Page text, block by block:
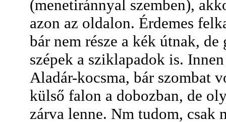
(menetiránnyal szemben),
azon az oldalon. Érdemes
bár nem része a kék útnak,
szépek a sziklapadok is.
Aladár-kocsma, bár szombat
külső falon a dobozban, de
zárva lenne. Nm tudom, csak